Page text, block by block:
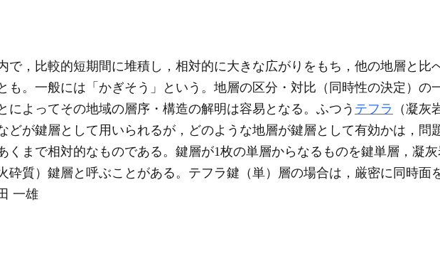
で，比較的短期間に堆積し，相対的に大きな広がりをもち，他の地層と比
も。一般には「かぎそう」という。地層の区分・対比（同時性の決定）の
によってその地域の層序・構造の解明は容易となる。ふつう テフラ
（凝
どが鍵層として用いられるが，どのような地層が鍵層として有効かは，問
くまで相対的なものである。鍵層が1枚の単層からなるものを鍵単層，凝
砕質）鍵層と呼ぶことがある。テフラ鍵（単）層の場合は，厳密に同時面
一雄